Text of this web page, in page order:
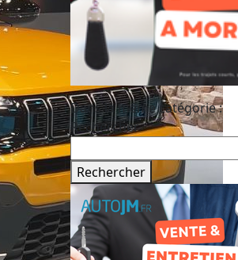
Dans la même catégorie :
Rechercher
Rechercher